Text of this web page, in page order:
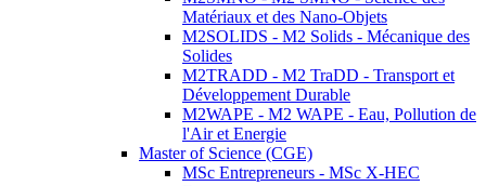
Matériaux et des Nano-Objets
M2SOLIDS - M2 Solids - Mécanique des
Solides
M2TRADD - M2 TraDD - Transport et
Développement Durable
M2WAPE - M2 WAPE - Eau, Pollution de
l'Air et Energie
Master of Science (CGE)
MSc Entrepreneurs - MSc X-HEC